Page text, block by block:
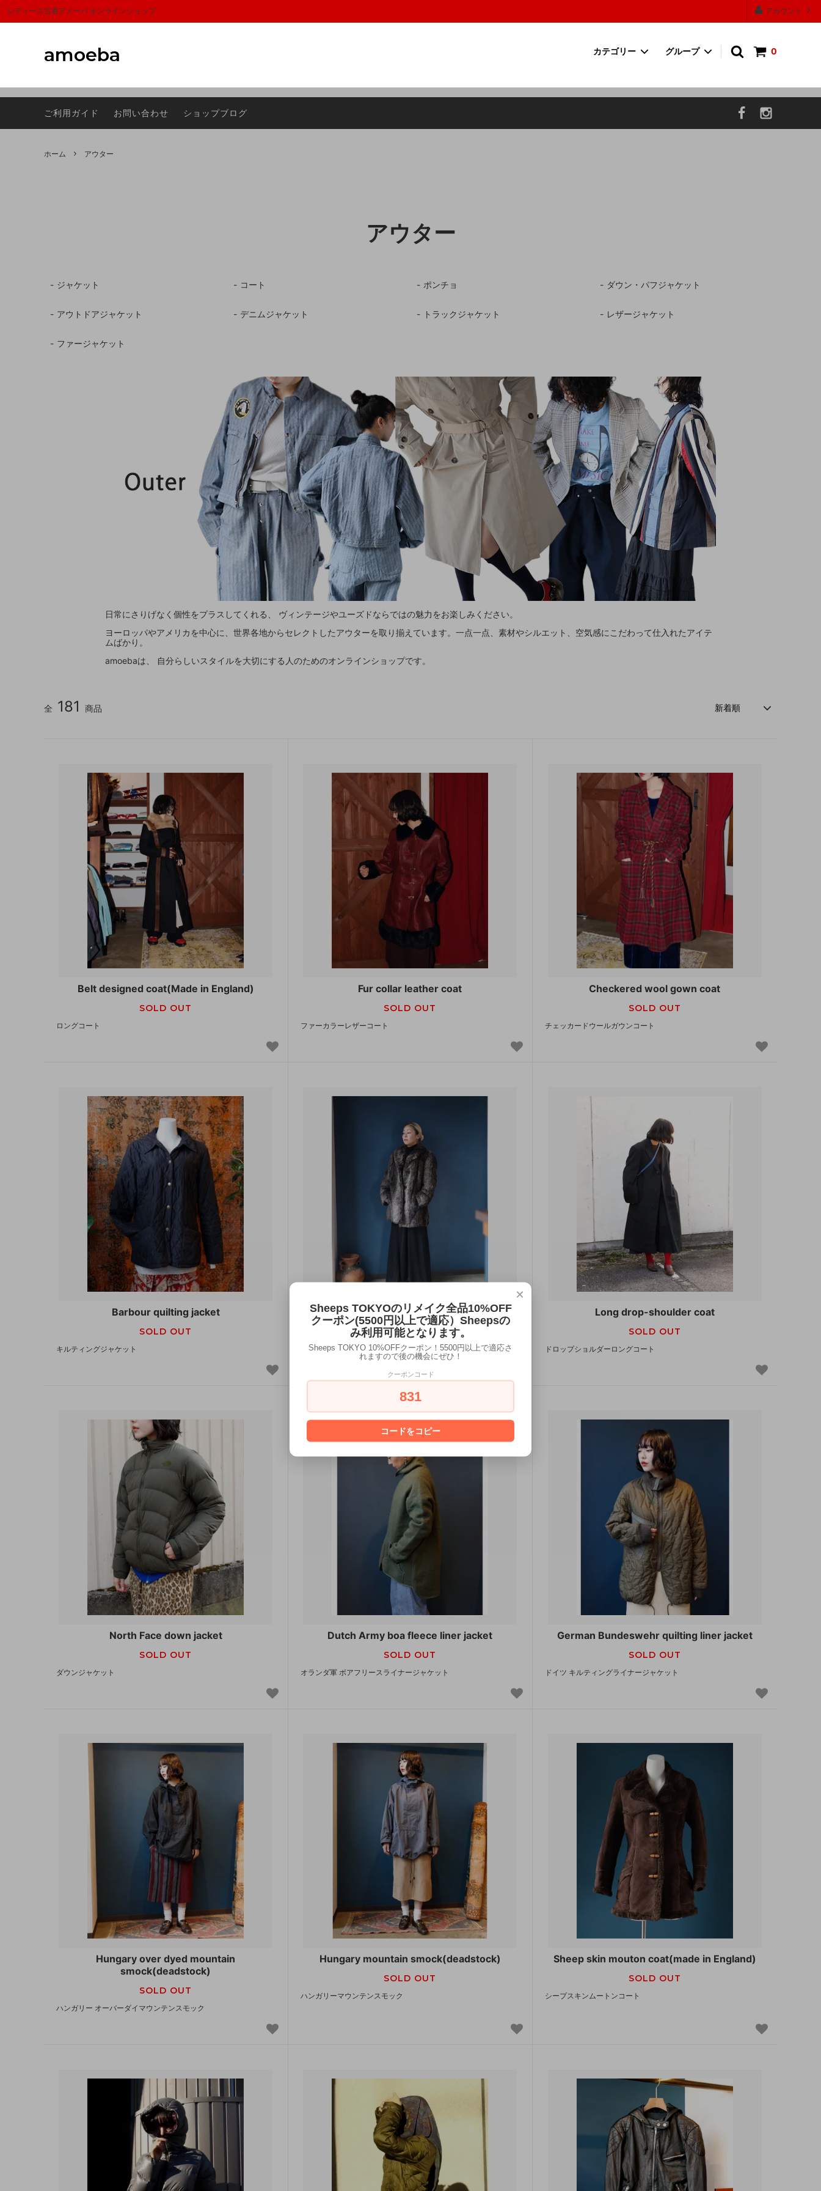
アカウント
レディース古着アメーバ オンラインショップ
amoeba 0
カテゴリー
スカーフ シューズ
グループ
Sheeps(シープス） ラグマット
ェ)
ご利用ガイド お問い合わせ ショップブログ
ホーム アウター
アウター
ジャケット コート ポンチョ ダウン・パフジャケット
アウトドアジャケット デニムジャケット トラックジャケット レザージャケット
ファージャケット
日常にさりげなく個性をプラスしてくれる、 ヴィンテージやユーズドならではの魅力をお楽しみください。
ヨーロッパやアメリカを中心に、世界各地からセレクトしたアウターを取り揃えています。一点一点、素材やシルエット、空気感にこだわって仕入れたアイテ
ムばかり。
amoebaは、 自分らしいスタイルを大切にする人のためのオンラインショップです。
全 181 商品
Belt designed coat(Made in England)
SOLD OUT
ロングコート
Fur collar leather coat
SOLD OUT
ファーカラーレザーコート
Checkered wool gown coat
SOLD OUT
チェッカードウールガウンコート
Barbour quilting jacket
SOLD OUT
キルティングジャケット
Eco fur jacket(made in Yugoslavia)
SOLD OUT
キルティングジャケット
Long drop-shoulder coat
SOLD OUT
ドロップショルダーロングコート
North Face down jacket
SOLD OUT
ダウンジャケット
Dutch Army boa fleece liner jacket
SOLD OUT
オランダ軍 ボアフリースライナージャケット
German Bundeswehr quilting liner jacket
SOLD OUT
ドイツ キルティングライナージャケット
Hungary over dyed mountain
smock(deadstock)
SOLD OUT
ハンガリー オーバーダイマウンテンスモック
Hungary mountain smock(deadstock)
SOLD OUT
ハンガリーマウンテンスモック
Sheep skin mouton coat(made in England)
SOLD OUT
シープスキンムートンコート
×
Sheeps TOKYOのリメイク全品10%OFF
クーポン(5500円以上で適応）Sheepsの
み利用可能となります。
Sheeps TOKYO 10%OFFクーポン！5500円以上で適応さ
れますので後の機会にぜひ！
クーポンコード
831
コードをコピー